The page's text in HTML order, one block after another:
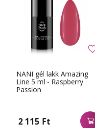
NANI gél lakk Amazing
Line 5 ml - Raspberry
Passion
2 115 Ft